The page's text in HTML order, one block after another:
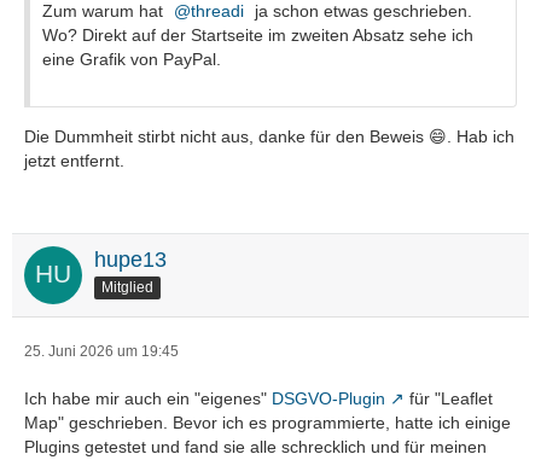
Zum warum hat
threadi
ja schon etwas geschrieben.
Wo? Direkt auf der Startseite im zweiten Absatz sehe ich
eine Grafik von PayPal.
Die Dummheit stirbt nicht aus, danke für den Beweis 😄. Hab ich
jetzt entfernt.
hupe13
Mitglied
25. Juni 2026 um 19:45
Ich habe mir auch ein "eigenes" DSGVO-Plugin
für "Leaflet
Map" geschrieben. Bevor ich es programmierte, hatte ich einige
Plugins getestet und fand sie alle schrecklich und für meinen